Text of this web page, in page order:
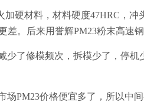
硬材料，材料硬度47HRC，冲
。后来用誉辉PM23粉末高速钢
少了修模频次，拆模少了，停机
PM23价格便宜多了，所以中间